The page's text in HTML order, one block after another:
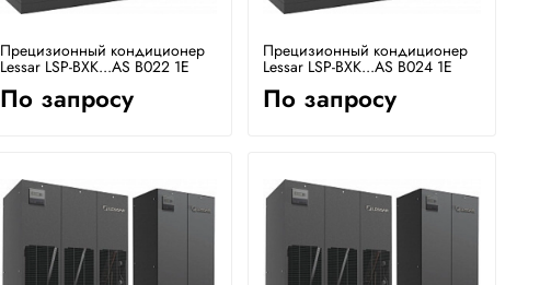
Прецизионный кондиционер
Lessar LSP-BXK...AS B022 1E
По запросу
Прецизионный кондиционер
Lessar LSP-BXK...AS B024 1E
По запросу